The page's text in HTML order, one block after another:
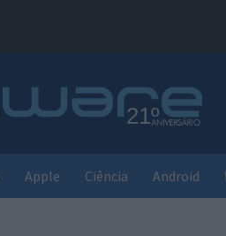
Apple Ciência Android